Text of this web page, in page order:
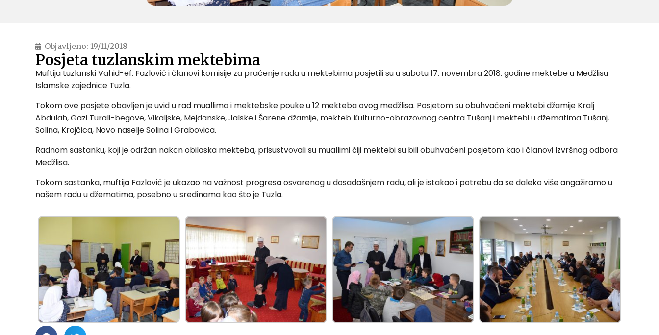
Objavljeno: 19/11/2018
Posjeta tuzlanskim mektebima
Muftija tuzlanski Vahid-ef. Fazlović i članovi komisije za praćenje rada u mektebima posjetili su u subotu 17. novembra 2018. godine mektebe u Medžlisu
Islamske zajednice Tuzla.
Tokom ove posjete obavljen je uvid u rad muallima i mektebske pouke u 12 mekteba ovog medžlisa. Posjetom su obuhvaćeni mektebi džamije Kralj
Abdulah, Gazi Turali-begove, Vikaljske, Mejdanske, Jalske i Šarene džamije, mekteb Kulturno-obrazovnog centra Tušanj i mektebi u džematima Tušanj,
Solina, Krojčica, Novo naselje Solina i Grabovica.
Radnom sastanku, koji je održan nakon obilaska mekteba, prisustvovali su muallimi čiji mektebi su bili obuhvaćeni posjetom kao i članovi Izvršnog odbora
Medžlisa.
Tokom sastanka, muftija Fazlović je ukazao na važnost progresa osvarenog u dosadašnjem radu, ali je istakao i potrebu da se daleko više angažiramo u
našem radu u džematima, posebno u sredinama kao što je Tuzla.